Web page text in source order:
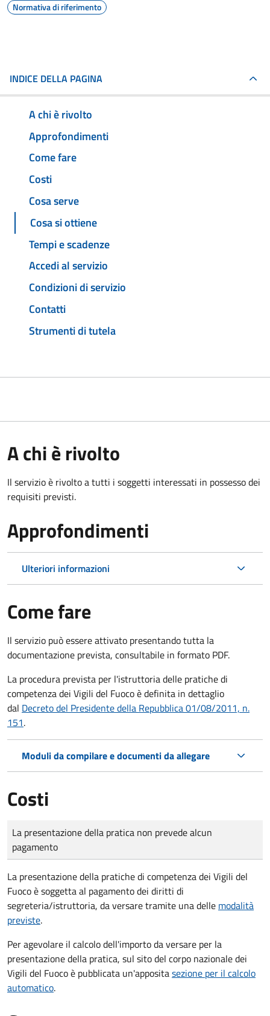
Normativa di riferimento
INDICE DELLA PAGINA
A chi è rivolto
Approfondimenti
Come fare
Costi
Cosa serve
Cosa si ottiene
Tempi e scadenze
Accedi al servizio
Condizioni di servizio
Contatti
Strumenti di tutela
A chi è rivolto
Il servizio è rivolto a tutti i soggetti interessati in possesso dei
requisiti previsti.
Approfondimenti
Ulteriori informazioni
Come fare
Il servizio può essere attivato presentando tutta la
documentazione prevista, consultabile in formato PDF.
La procedura prevista per l'istruttoria delle pratiche di
competenza dei Vigili del Fuoco è definita in dettaglio
dal Decreto del Presidente della Repubblica 01/08/2011, n.
151.
Moduli da compilare e documenti da allegare
Costi
Tipo di pagamento
Importo
La presentazione della pratica non prevede alcun
pagamento
La presentazione della pratiche di competenza dei Vigili del
Fuoco è soggetta al pagamento dei diritti di
segreteria/istruttoria, da versare tramite una delle modalità
previste.
Per agevolare il calcolo dell'importo da versare per la
presentazione della pratica, sul sito del corpo nazionale dei
Vigili del Fuoco è pubblicata un'appositasezione per il calcolo
automatico.